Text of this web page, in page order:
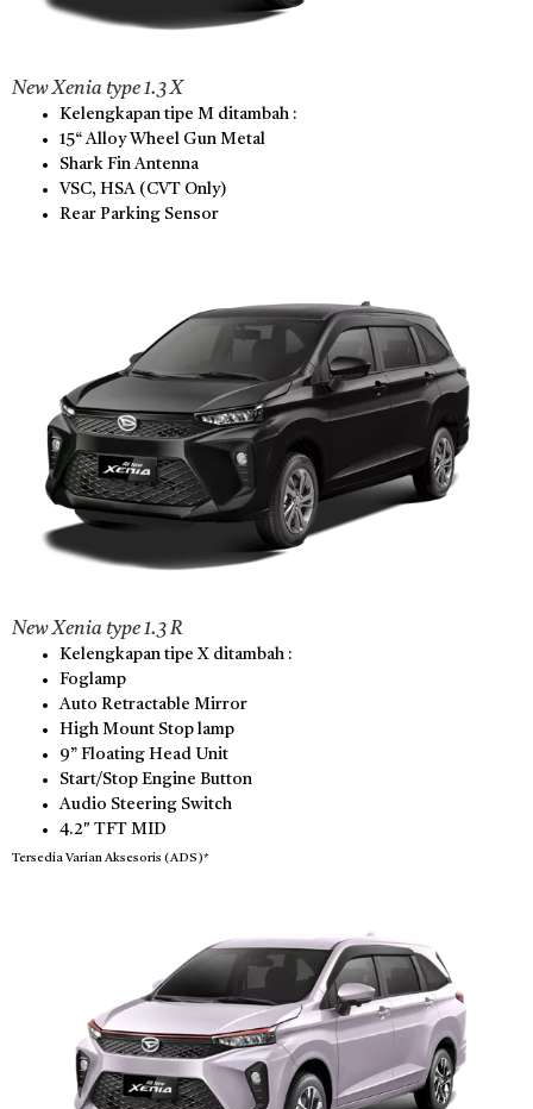
New Xenia type 1.3 X
Kelengkapan tipe M ditambah :
15“ Alloy Wheel Gun Metal
Shark Fin Antenna
VSC, HSA (CVT Only)
Rear Parking Sensor
New Xenia type 1.3 R
Kelengkapan tipe X ditambah :
Foglamp
Auto Retractable Mirror
High Mount Stop lamp
9” Floating Head Unit
Start/Stop Engine Button
Audio Steering Switch
4.2″ TFT MID
Tersedia Varian Aksesoris (ADS)*